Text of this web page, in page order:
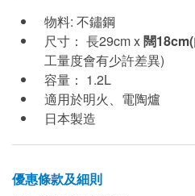
物料: 不鏽鋼
尺寸： 長29cm x闊
工量度會有少許差異)
容量： 1.2L
適用於明火、電陶爐
日本製造
優惠條款及細則